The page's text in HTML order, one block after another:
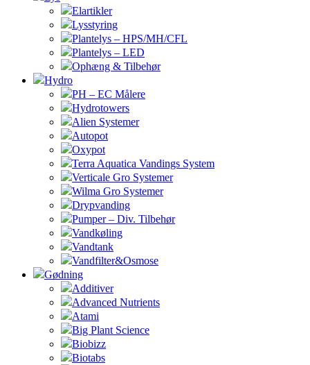
Elartikler
Lysstyring
Plantelys – HPS/MH/CFL
Plantelys – LED
Ophæng & Tilbehør
Hydro
PH – EC Målere
Hydrotowers
Alien Systemer
Autopot
Oxypot
Terra Aquatica Vandings System
Verticale Gro Systemer
Wilma Gro Systemer
Drypvanding
Pumper – Div. Tilbehør
Vandkøling
Vandtank
Vandfilter&Osmose
Gødning
Additiver
Advanced Nutrients
Atami
Big Plant Science
Biobizz
Biotabs